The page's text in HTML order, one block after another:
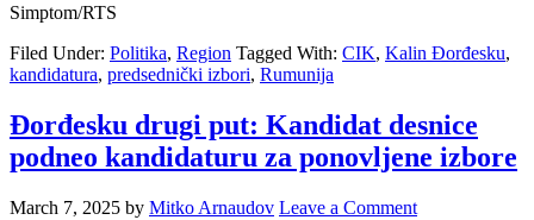
Simptom/RTS
Filed Under: Politika, Region Tagged With: CIK, Kalin Đorđesku,
kandidatura, predsednički izbori, Rumunija
Đorđesku drugi put: Kandidat desnice
podneo kandidaturu za ponovljene izbore
March 7, 2025 by Mitko Arnaudov Leave a Comment